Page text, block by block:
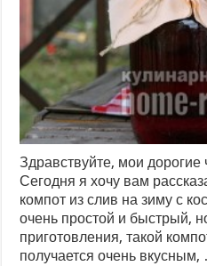
Здравствуйте, мои дорогие
Сегодня я хочу вам
компот из слив на зиму с
очень простой и быстрый,
приготовления, такой
получается очень вкусным,